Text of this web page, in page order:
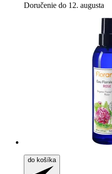
Doručenie do 12. augusta
do košíka